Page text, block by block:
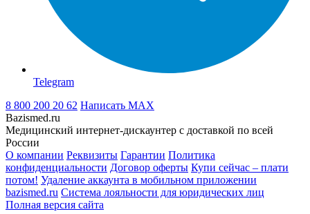
Telegram
8 800 200 20 62 Написать MAX
Bazismed.ru
Медицинский интернет-дискаунтер с доставкой по всей
России
О компании Реквизиты Гарантии Политика
конфиденциальности Договор оферты Купи сейчас – плати
потом! Удаление аккаунта в мобильном приложении
bazismed.ru Система лояльности для юридических лиц
Полная версия сайта